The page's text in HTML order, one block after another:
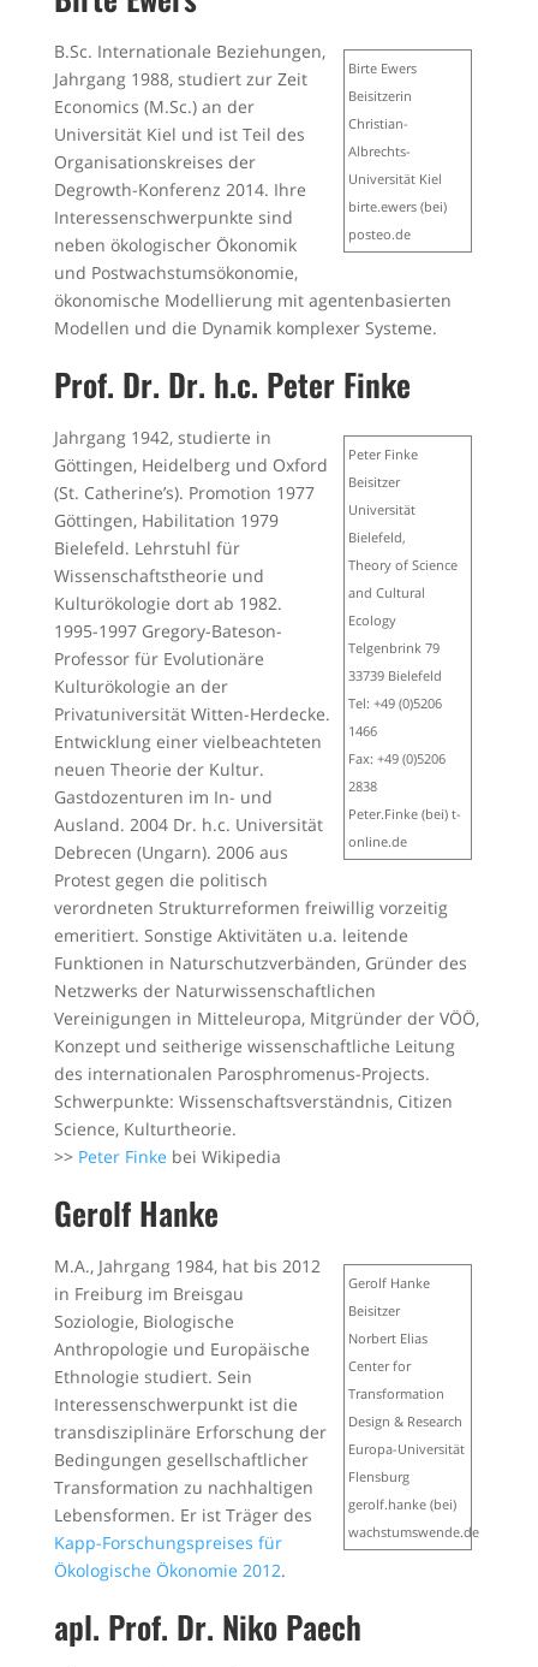
Birte Ewers
Beisitzerin
Christian-
Albrechts-
Universität Kiel
birte.ewers (bei)
posteo.de
B.Sc. Internationale Beziehungen,
Jahrgang 1988, studiert zur Zeit
Economics (M.Sc.) an der
Universität Kiel und ist Teil des
Organisationskreises der
Degrowth-Konferenz 2014. Ihre
Interessenschwerpunkte sind
neben ökologischer Ökonomik
und Postwachstumsökonomie,
ökonomische Modellierung mit agentenbasierten
Modellen und die Dynamik komplexer Systeme.
Prof. Dr. Dr. h.c. Peter Finke
Peter Finke
Beisitzer
Universität
Bielefeld,
Theory of Science
and Cultural
Ecology
Telgenbrink 79
33739 Bielefeld
Tel: +49 (0)5206
1466
Fax: +49 (0)5206
2838
Peter.Finke (bei) t-
online.de
Jahrgang 1942, studierte in
Göttingen, Heidelberg und Oxford
(St. Catherine’s). Promotion 1977
Göttingen, Habilitation 1979
Bielefeld. Lehrstuhl für
Wissenschaftstheorie und
Kulturökologie dort ab 1982.
1995-1997 Gregory-Bateson-
Professor für Evolutionäre
Kulturökologie an der
Privatuniversität Witten-Herdecke.
Entwicklung einer vielbeachteten
neuen Theorie der Kultur.
Gastdozenturen im In- und
Ausland. 2004 Dr. h.c. Universität
Debrecen (Ungarn). 2006 aus
Protest gegen die politisch
verordneten Strukturreformen freiwillig vorzeitig
emeritiert. Sonstige Aktivitäten u.a. leitende
Funktionen in Naturschutzverbänden, Gründer des
Netzwerks der Naturwissenschaftlichen
Vereinigungen in Mitteleuropa, Mitgründer der VÖÖ,
Konzept und seitherige wissenschaftliche Leitung
des internationalen Parosphromenus-Projects.
Schwerpunkte: Wissenschaftsverständnis, Citizen
Science, Kulturtheorie.
>> Peter Finke bei Wikipedia
Gerolf Hanke
Gerolf Hanke
Beisitzer
Norbert Elias
Center for
Transformation
Design & Research
Europa-Universität
Flensburg
gerolf.hanke (bei)
wachstumswende.de
M.A., Jahrgang 1984, hat bis 2012
in Freiburg im Breisgau
Soziologie, Biologische
Anthropologie und Europäische
Ethnologie studiert. Sein
Interessenschwerpunkt ist die
transdisziplinäre Erforschung der
Bedingungen gesellschaftlicher
Transformation zu nachhaltigen
Lebensformen. Er ist Träger des
Kapp-Forschungspreises für
Ökologische Ökonomie 2012.
apl. Prof. Dr. Niko Paech